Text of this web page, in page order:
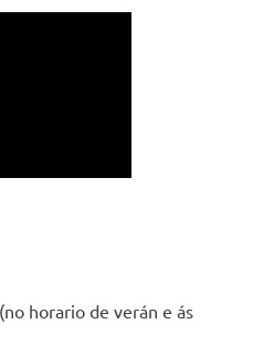
horario de verán e ás